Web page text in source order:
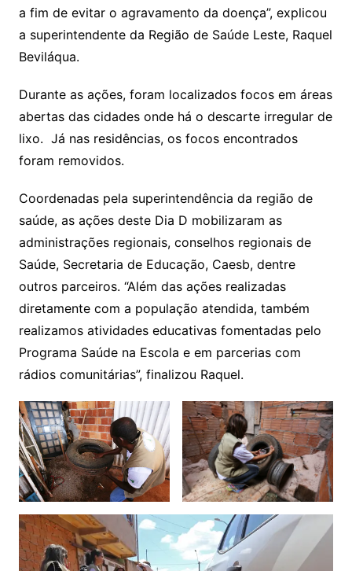
a fim de evitar o agravamento da doença”, explicou
a superintendente da Região de Saúde Leste, Raquel
Beviláqua.
Durante as ações, foram localizados focos em áreas
abertas das cidades onde há o descarte irregular de
lixo. Já nas residências, os focos encontrados
foram removidos.
Coordenadas pela superintendência da região de
saúde, as ações deste Dia D mobilizaram as
administrações regionais, conselhos regionais de
Saúde, Secretaria de Educação, Caesb, dentre
outros parceiros. “Além das ações realizadas
diretamente com a população atendida, também
realizamos atividades educativas fomentadas pelo
Programa Saúde na Escola e em parcerias com
rádios comunitárias”, finalizou Raquel.